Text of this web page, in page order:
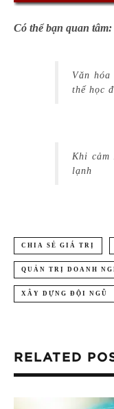
Có thể bạn quan tâm:
Văn
thể học
Khi cảm
lạnh
CHIA SẺ GIÁ TRỊ
QUẢN TRỊ DOANH
XÂY DỰNG ĐỘI NGŨ
RELATED